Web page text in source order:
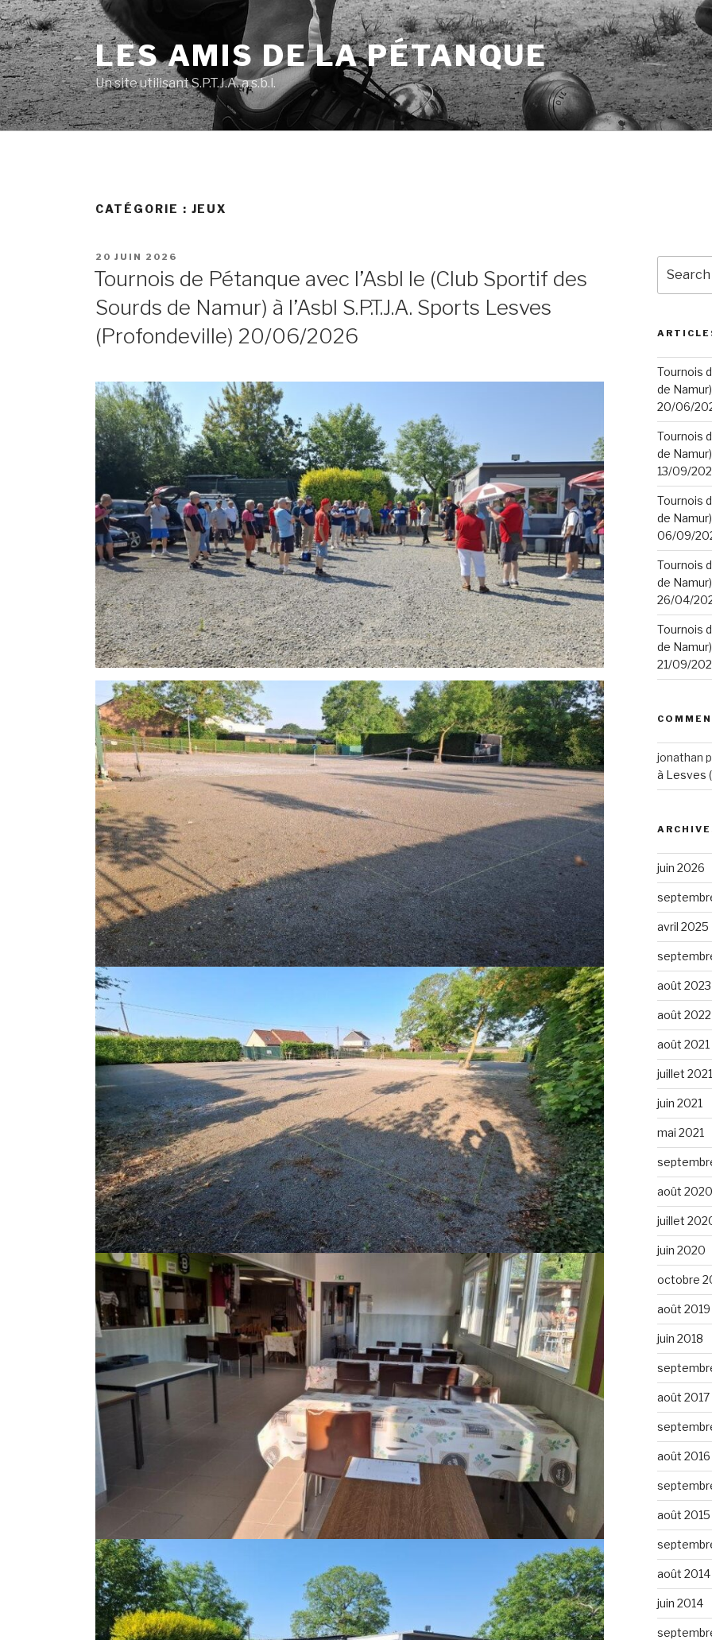
Skip
to
content
LES AMIS DE LA PÉTANQUE
Un site utilisant S.P.T.J.A. a.s.b.l.
CATÉGORIE : JEUX
POSTED
20 JUIN 2026
Tournois de Pétanque avec l’Asbl le (Club Sportif des
Sourds de Namur) à l’Asbl S.P.T.J.A. Sports Lesves
(Profondeville) 20/06/2026
for:
Tournois
de
20/06/
Tournois
de
13/09/
Tournois
de
06/09/
Tournois
de
26/04/
Tournois
de
21/09/
jonathan
à Lesves
juin 2026
avril 2025
août 2023
août 2022
août 2021
juillet 2021
juin 2021
mai 2021
août 2020
juillet
juin 2020
octobre
août 2019
juin 2018
août 2017
août 2016
août 2015
août 2014
juin 2014